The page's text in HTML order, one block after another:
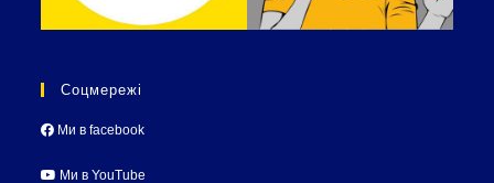
Соцмережі
Ми в facebook
Ми в YouTube